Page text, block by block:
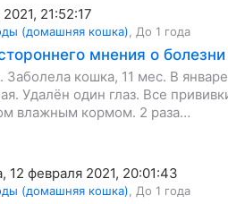
21:52:17
(домашняя кошка) До 1 года
мнения о
Заболела кошка, 11 мес. В
Удалён один глаз. Все
влажным кормом. 2 раза…
, 12 февраля 2021, 20:01:43
(домашняя кошка) До 1 года